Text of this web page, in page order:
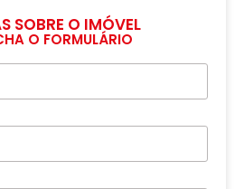
SOBRE O IMÓVEL
O FORMULÁRIO